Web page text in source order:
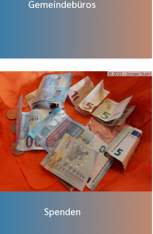
Gemeindebüros
Spenden
© 2021 - Jürgen Stahl